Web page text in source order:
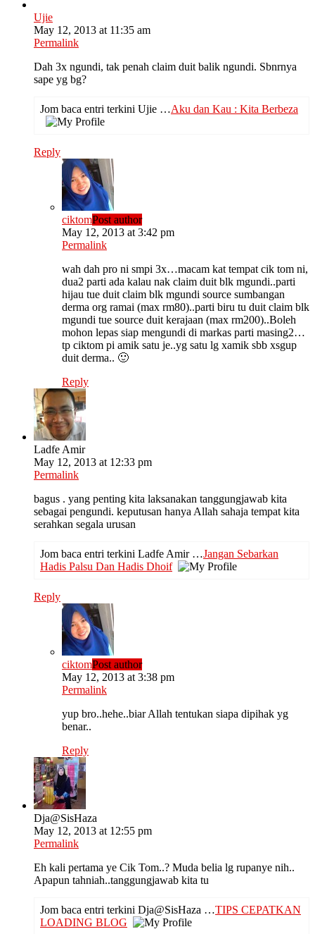
Ujie
May 12, 2013 at 11:35 am
Permalink
Dah 3x ngundi, tak penah claim duit balik ngundi. Sbnrnya
sape yg bg?
Jom baca entri terkini Ujie …Aku dan Kau : Kita Berbeza
Reply
ciktomPost author
May 12, 2013 at 3:42 pm
Permalink
wah dah pro ni smpi 3x…macam kat tempat cik tom ni,
dua2 parti ada kalau nak claim duit blk mgundi..parti
hijau tue duit claim blk mgundi source sumbangan
derma org ramai (max rm80)..parti biru tu duit claim blk
mgundi tue source duit kerajaan (max rm200)..Boleh
mohon lepas siap mengundi di markas parti masing2…
tp ciktom pi amik satu je..yg satu lg xamik sbb xsgup
duit derma.. 🙂
Reply
Ladfe Amir
May 12, 2013 at 12:33 pm
Permalink
bagus . yang penting kita laksanakan tanggungjawab kita
sebagai pengundi. keputusan hanya Allah sahaja tempat kita
serahkan segala urusan
Jom baca entri terkini Ladfe Amir …Jangan Sebarkan
Hadis Palsu Dan Hadis Dhoif
Reply
ciktomPost author
May 12, 2013 at 3:38 pm
Permalink
yup bro..hehe..biar Allah tentukan siapa dipihak yg
benar..
Reply
Dja@SisHaza
May 12, 2013 at 12:55 pm
Permalink
Eh kali pertama ye Cik Tom..? Muda belia lg rupanye nih..
Apapun tahniah..tanggungjawab kita tu
Jom baca entri terkini Dja@SisHaza …TIPS CEPATKAN
LOADING BLOG